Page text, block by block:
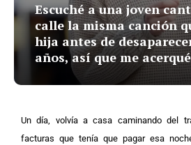
Escuché a una joven
calle la misma canción
hija antes de
años, así que me acerqué
Un día, volvía a casa caminando del
facturas que tenía que pagar esa